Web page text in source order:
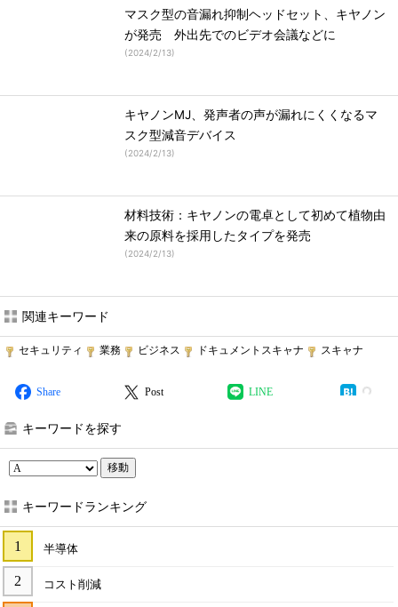
マスク型の音漏れ抑制ヘッドセット、キヤノン
が発売 外出先でのビデオ会議などに
(2024/2/13)
キヤノンMJ、発声者の声が漏れにくくなるマ
スク型減音デバイス
(2024/2/13)
材料技術：キヤノンの電卓として初めて植物由
来の原料を採用したタイプを発売
(2024/2/13)
関連キーワード
セキュリティ 業務 ビジネス ドキュメントスキャナ スキャナ
Share Post LINE
キーワードを探す
移動
キーワードランキング
半導体
コスト削減